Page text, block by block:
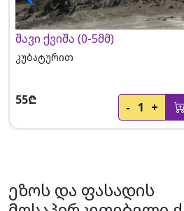
შავი ქვიშა (0-5მმ)
კუბატურით
55₾ - 1 +
ეზოს და ფასადის